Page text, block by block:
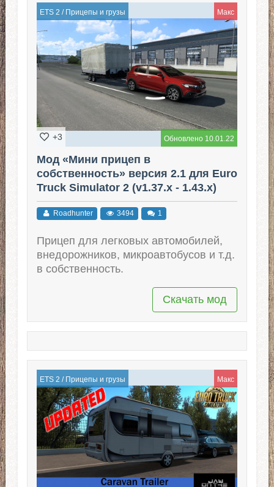
ETS 2 / Прицепы и грузы Макс
Обновлено 10.01.22
+3
Мод «Мини прицеп в
собственность» версия 2.1 для Euro
Truck Simulator 2 (v1.37.x - 1.43.x)
Roadhunter 3494 1
Прицеп для легковых автомобилей,
внедорожников, микроавтобусов и т.д.
в собственность.
Скачать мод
ETS 2 / Прицепы и грузы Макс